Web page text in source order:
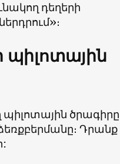
դեղերի
պիլոտային
պիլոտային ծրագիրը
Դրանք